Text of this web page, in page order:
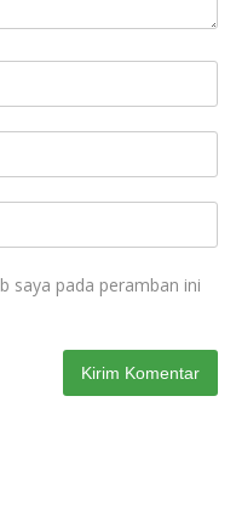
saya pada peramban ini